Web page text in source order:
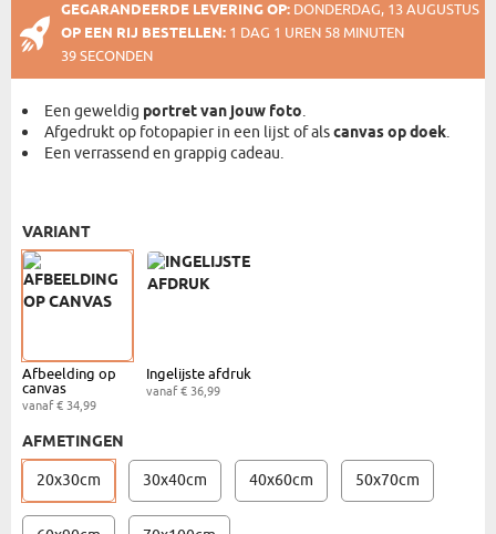
GEGARANDEERDE LEVERING OP: DONDERDAG, 13 AUGUSTUS
OP EEN RIJ BESTELLEN: 1 DAG 1 UREN 58 MINUTEN
39 SECONDEN
Een geweldig portret van jouw foto.
Afgedrukt op fotopapier in een lijst of alscanvas op doek.
Een verrassend en grappig cadeau.
VARIANT
Afbeelding op
canvas
vanaf € 34,99
Ingelijste afdruk
vanaf € 36,99
AFMETINGEN
20x30cm 30x40cm 40x60cm 50x70cm